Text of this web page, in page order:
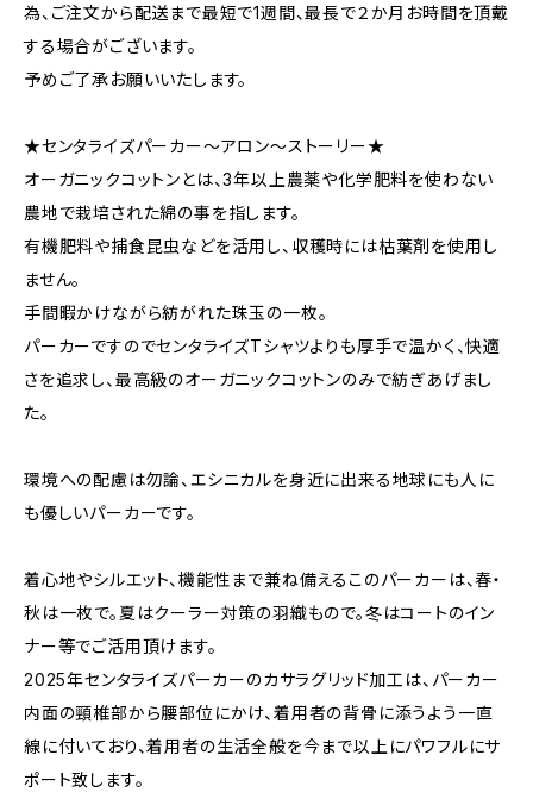
為、ご注文から配送まで最短で1週間、最長で２か月お時間を頂戴
する場合がございます。
予めご了承お願いいたします。
★センタライズパーカー～アロン～ストーリー★
オーガニックコットンとは、3年以上農薬や化学肥料を使わない
農地で栽培された綿の事を指します。
有機肥料や捕食昆虫などを活用し、収穫時には枯葉剤を使用し
ません。
手間暇かけながら紡がれた珠玉の一枚。
パーカーですのでセンタライズTシャツよりも厚手で温かく、快適
さを追求し、最高級のオーガニックコットンのみで紡ぎあげまし
た。
環境への配慮は勿論、エシニカルを身近に出来る地球にも人に
も優しいパーカーです。
着心地やシルエット、機能性まで兼ね備えるこのパーカーは、春・
秋は一枚で。夏はクーラー対策の羽織もので。冬はコートのイン
ナー等でご活用頂けます。
2025年センタライズパーカーのカサラグリッド加工は、パーカー
内面の頸椎部から腰部位にかけ、着用者の背骨に添うよう一直
線に付いており、着用者の生活全般を今まで以上にパワフルにサ
ポート致します。